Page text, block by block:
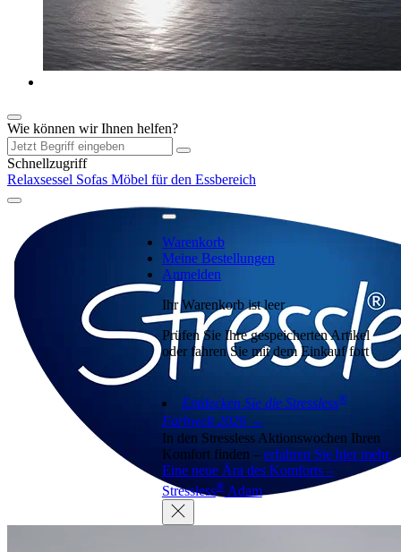
Wie können wir Ihnen helfen?
Schnellzugriff
Relaxsessel Sofas Möbel für den Essbereich
Warenkorb
Meine Bestellungen
Anmelden
Ihr Warenkorb ist leer
Prüfen Sie Ihre gespeicherten Artikel
oder fahren Sie mit dem Einkauf fort
Entdecken Sie die Stressless®
Farbwelt 2026 →
In den Stressless Aktionswochen Ihren
Komfort finden – erfahren Sie hier mehr.
Eine neue Ära des Komforts –
Stressless®Adam